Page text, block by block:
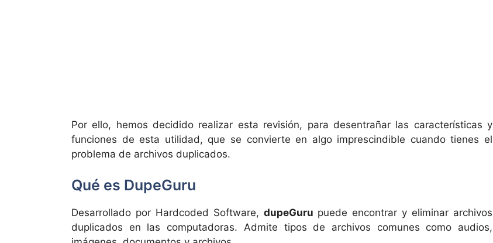
Por ello, hemos decidido realizar esta revisión, para desentrañar las características y
funciones de esta utilidad, que se convierte en algo imprescindible cuando tienes el
problema de archivos duplicados.
Qué es DupeGuru
Desarrollado por Hardcoded Software, dupeGuru puede encontrar y eliminar archivos
duplicados en las computadoras. Admite tipos de archivos comunes como audios,